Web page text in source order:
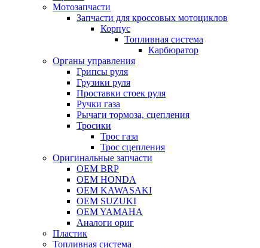
Мотозапчасти
Запчасти для кроссовых мотоциклов
Корпус
Топливная система
Карбюратор
Органы управления
Грипсы руля
Грузики руля
Проставки стоек руля
Ручки газа
Рычаги тормоза, сцепления
Тросики
Трос газа
Трос сцепления
Оригинальные запчасти
OEM BRP
OEM HONDA
OEM KAWASAKI
OEM SUZUKI
OEM YAMAHA
Аналоги ориг
Пластик
Топливная система